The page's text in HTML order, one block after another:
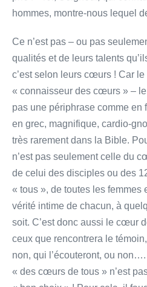
hommes, montre-nous lequel
Ce n’est pas – ou pas
qualités et de leurs talents
c’est selon leurs cœurs ! Car
« connaisseur des cœurs » –
pas une périphrase comme en
en grec, magnifique, cardio-
très rarement dans la Bible.
n’est pas seulement celle du
de celui des disciples ou des
« tous », de toutes les femmes
vérité intime de chacun, à
soit. C’est donc aussi le cœur
ceux que rencontrera le
non, qui l’écouteront, ou
« des cœurs de tous » n’est